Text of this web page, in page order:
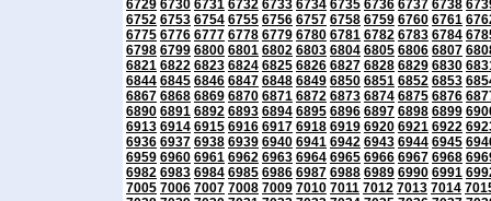
6729 6730 6731 6732 6733 6734 6735 6736 6737 6738
6752 6753 6754 6755 6756 6757 6758 6759 6760 6761
6775 6776 6777 6778 6779 6780 6781 6782 6783 6784
6798 6799 6800 6801 6802 6803 6804 6805 6806 6807
6821 6822 6823 6824 6825 6826 6827 6828 6829 6830
6844 6845 6846 6847 6848 6849 6850 6851 6852 6853
6867 6868 6869 6870 6871 6872 6873 6874 6875 6876
6890 6891 6892 6893 6894 6895 6896 6897 6898 6899
6913 6914 6915 6916 6917 6918 6919 6920 6921 6922
6936 6937 6938 6939 6940 6941 6942 6943 6944 6945
6959 6960 6961 6962 6963 6964 6965 6966 6967 6968
6982 6983 6984 6985 6986 6987 6988 6989 6990 6991
7005 7006 7007 7008 7009 7010 7011 7012 7013 7014